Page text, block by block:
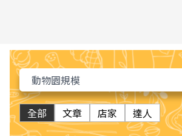
全部 文章 店家 達人